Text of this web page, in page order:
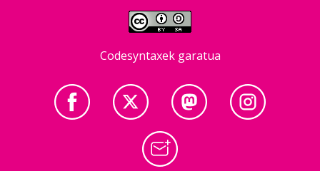
Codesyntaxek garatua